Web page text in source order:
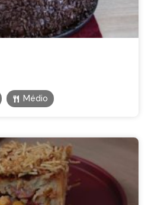
Médio